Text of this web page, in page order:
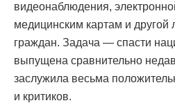
видеонаблюдения,
медицинским картам и
граждан. Задача — спасти
выпущена сравнительно
заслужила весьма
и критиков.